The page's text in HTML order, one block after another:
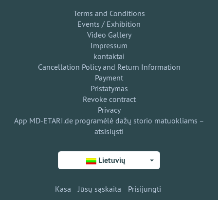
Terms and Conditions
Events / Exhibition
Video Gallery
Impressum
kontaktai
Cancellation Policy and Return Information
Payment
Pristatymas
Revoke contract
Privacy
App MD-ETARI.de programėlė dažų storio matuokliams –
atsisiųsti
Lietuvių
Kasa Jūsų sąskaita Prisijungti